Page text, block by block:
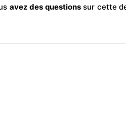
avez des questionssur cette